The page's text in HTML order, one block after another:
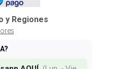
y Regiones